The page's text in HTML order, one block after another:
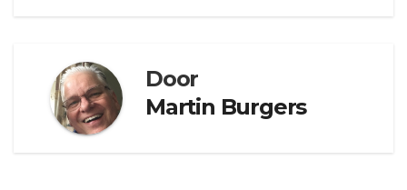
Door
Martin Burgers